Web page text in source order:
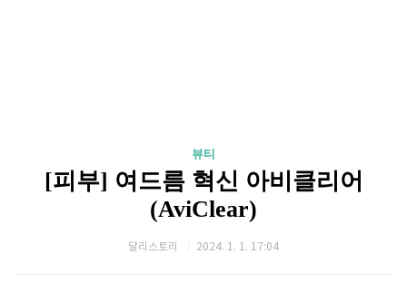
뷰티
[피부] 여드름 혁신 아비클리어
(AviClear)
달리스토리 2024. 1. 1. 17:04